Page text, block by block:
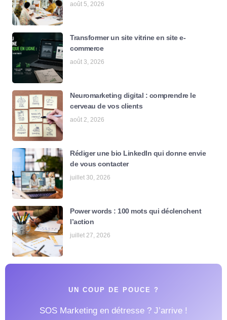
août 5, 2026
Transformer un site vitrine en site e-
commerce
août 3, 2026
Neuromarketing digital : comprendre le
cerveau de vos clients
août 2, 2026
Rédiger une bio LinkedIn qui donne envie
de vous contacter
juillet 30, 2026
Power words : 100 mots qui déclenchent
l’action
juillet 27, 2026
UN COUP DE POUCE ?
SOS Marketing en détresse ? J’arrive !